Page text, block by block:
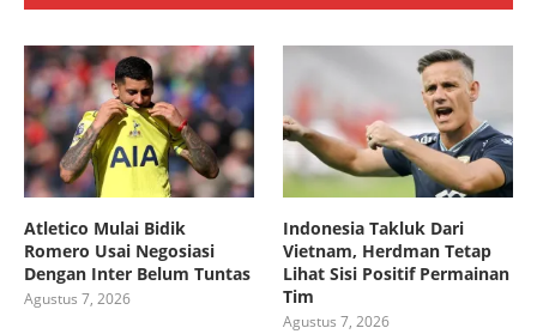
Atletico Mulai Bidik
Romero Usai Negosiasi
Dengan Inter Belum Tuntas
Agustus 7, 2026
Indonesia Takluk Dari
Vietnam, Herdman Tetap
Lihat Sisi Positif Permainan
Tim
Agustus 7, 2026